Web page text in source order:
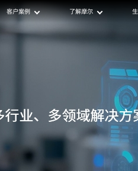
客户案例 了解摩尔